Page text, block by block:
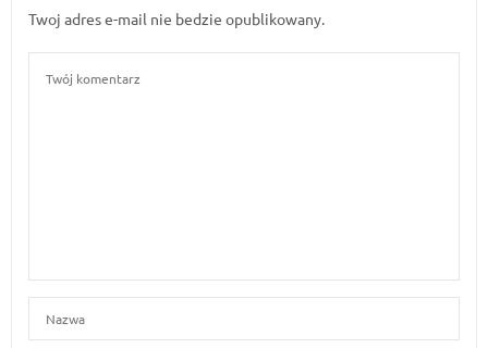
Twoj adres e-mail nie bedzie opublikowany.